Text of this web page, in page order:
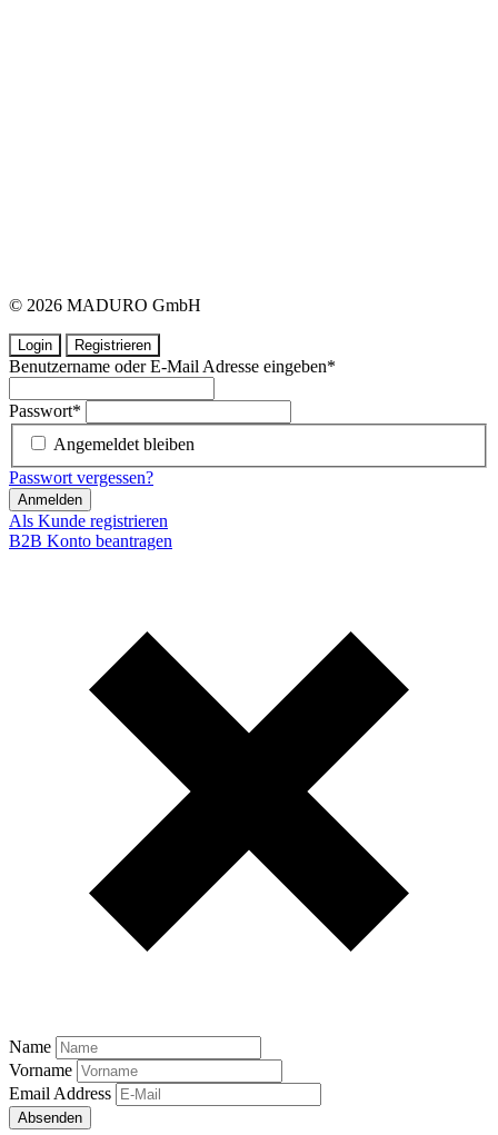
© 2026 MADURO GmbH
Login Registrieren
Benutzername oder E-Mail Adresse eingeben*
Passwort*
Angemeldet bleiben
Passwort vergessen?
Anmelden
Als Kunde registrieren
B2B Konto beantragen
Name
Vorname
Email Address